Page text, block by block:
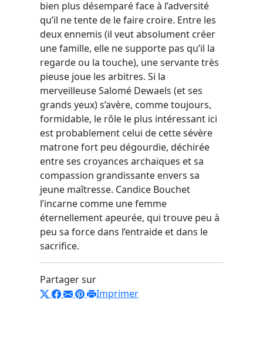
bien plus désemparé face à l’adversité
qu’il ne tente de le faire croire. Entre les
deux ennemis (il veut absolument créer
une famille, elle ne supporte pas qu’il la
regarde ou la touche), une servante très
pieuse joue les arbitres. Si la
merveilleuse Salomé Dewaels (et ses
grands yeux) s’avère, comme toujours,
formidable, le rôle le plus intéressant ici
est probablement celui de cette sévère
matrone fort peu dégourdie, déchirée
entre ses croyances archaïques et sa
compassion grandissante envers sa
jeune maîtresse. Candice Bouchet
l’incarne comme une femme
éternellement apeurée, qui trouve peu à
peu sa force dans l’entraide et dans le
sacrifice.
Partager sur
Imprimer